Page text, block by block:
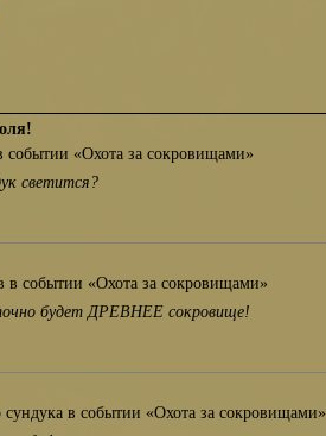
событии «Охота за сокровищами»
светится?
в событии «Охота за сокровищами»
будет ДРЕВНЕЕ сокровище!
в событии «Охота за сокровищами»